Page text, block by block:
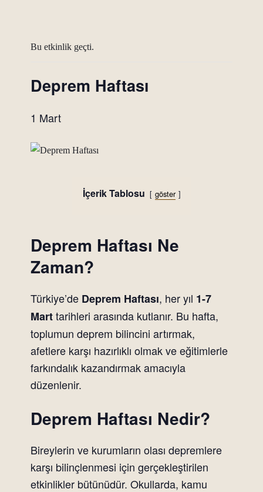
Bu etkinlik geçti.
Deprem Haftası
1 Mart
İçerik Tablosu göster
Deprem Haftası Ne
Zaman?
Türkiye’de Deprem Haftası, her yıl 1-7
Marttarihleri arasında kutlanır. Bu hafta,
toplumun deprem bilincini artırmak,
afetlere karşı hazırlıklı olmak ve eğitimlerle
farkındalık kazandırmak amacıyla
düzenlenir.
Deprem Haftası Nedir?
Bireylerin ve kurumların olası depremlere
karşı bilinçlenmesi için gerçekleştirilen
etkinlikler bütünüdür. Okullarda, kamu